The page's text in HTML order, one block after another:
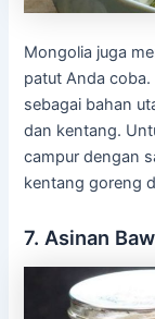
Mongolia juga
patut Anda
sebagai bahan
dan kentang.
campur dengan
kentang goreng
7. Asinan